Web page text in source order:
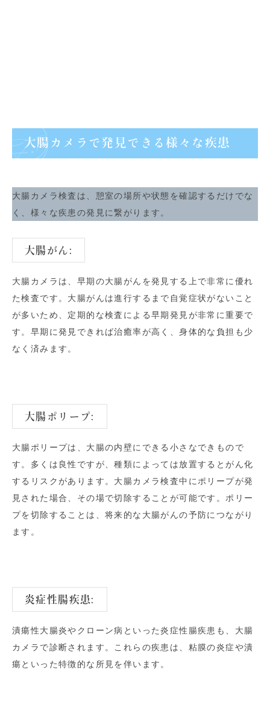
大腸カメラで発見できる様々な疾患
大腸カメラ検査は、憩室の場所や状態を確認するだけでな
く、様々な疾患の発見に繋がります。
大腸がん:
大腸カメラは、早期の大腸がんを発見する上で非常に優れ
た検査です。大腸がんは進行するまで自覚症状がないこと
が多いため、定期的な検査による早期発見が非常に重要で
す。早期に発見できれば治癒率が高く、身体的な負担も少
なく済みます。
大腸ポリープ:
大腸ポリープは、大腸の内壁にできる小さなできもので
す。多くは良性ですが、種類によっては放置するとがん化
するリスクがあります。大腸カメラ検査中にポリープが発
見された場合、その場で切除することが可能です。ポリー
プを切除することは、将来的な大腸がんの予防につながり
ます。
炎症性腸疾患:
潰瘍性大腸炎やクローン病といった炎症性腸疾患も、大腸
カメラで診断されます。これらの疾患は、粘膜の炎症や潰
瘍といった特徴的な所見を伴います。